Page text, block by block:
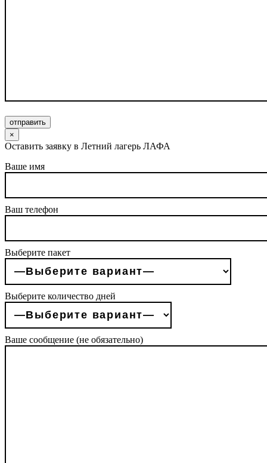
отправить
×
Оставить заявку в Летний лагерь ЛАФА
Ваше имя
Ваш телефон
Выберите пакет
Выберите количество дней
Ваше сообщение (не обязательно)